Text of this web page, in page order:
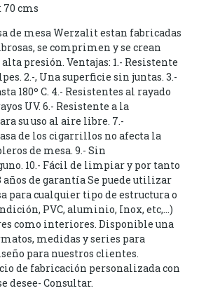
70 cms
de mesa Werzalit estan fabricadas
se comprimen y se crean
presión. Ventajas: 1.- Resistente
2.-, Una superficie sin juntas. 3.-
180º C. 4.- Resistentes al rayado
UV. 6.- Resistente a la
su uso al aire libre. 7.-
de los cigarrillos no afecta la
de mesa. 9.- Sin
10.- Fácil de limpiar y por tanto
años de garantía Se puede utilizar
para cualquier tipo de estructura o
PVC, aluminio, Inox, etc,…)
como interiores. Disponible una
medidas y series para
para nuestros clientes.
de fabricación personalizada con
desee- Consultar.